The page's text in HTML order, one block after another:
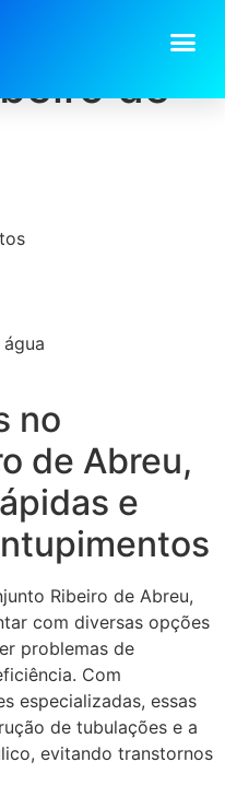
de
no
de Abreu,
e
Ribeiro de Abreu,
com diversas opções
problemas de
Com
especializadas, essas
de tubulações e a
evitando transtornos